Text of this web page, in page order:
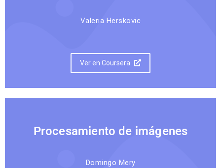
Valeria Herskovic
Ver en Coursera
Procesamiento de imágenes
Domingo Mery